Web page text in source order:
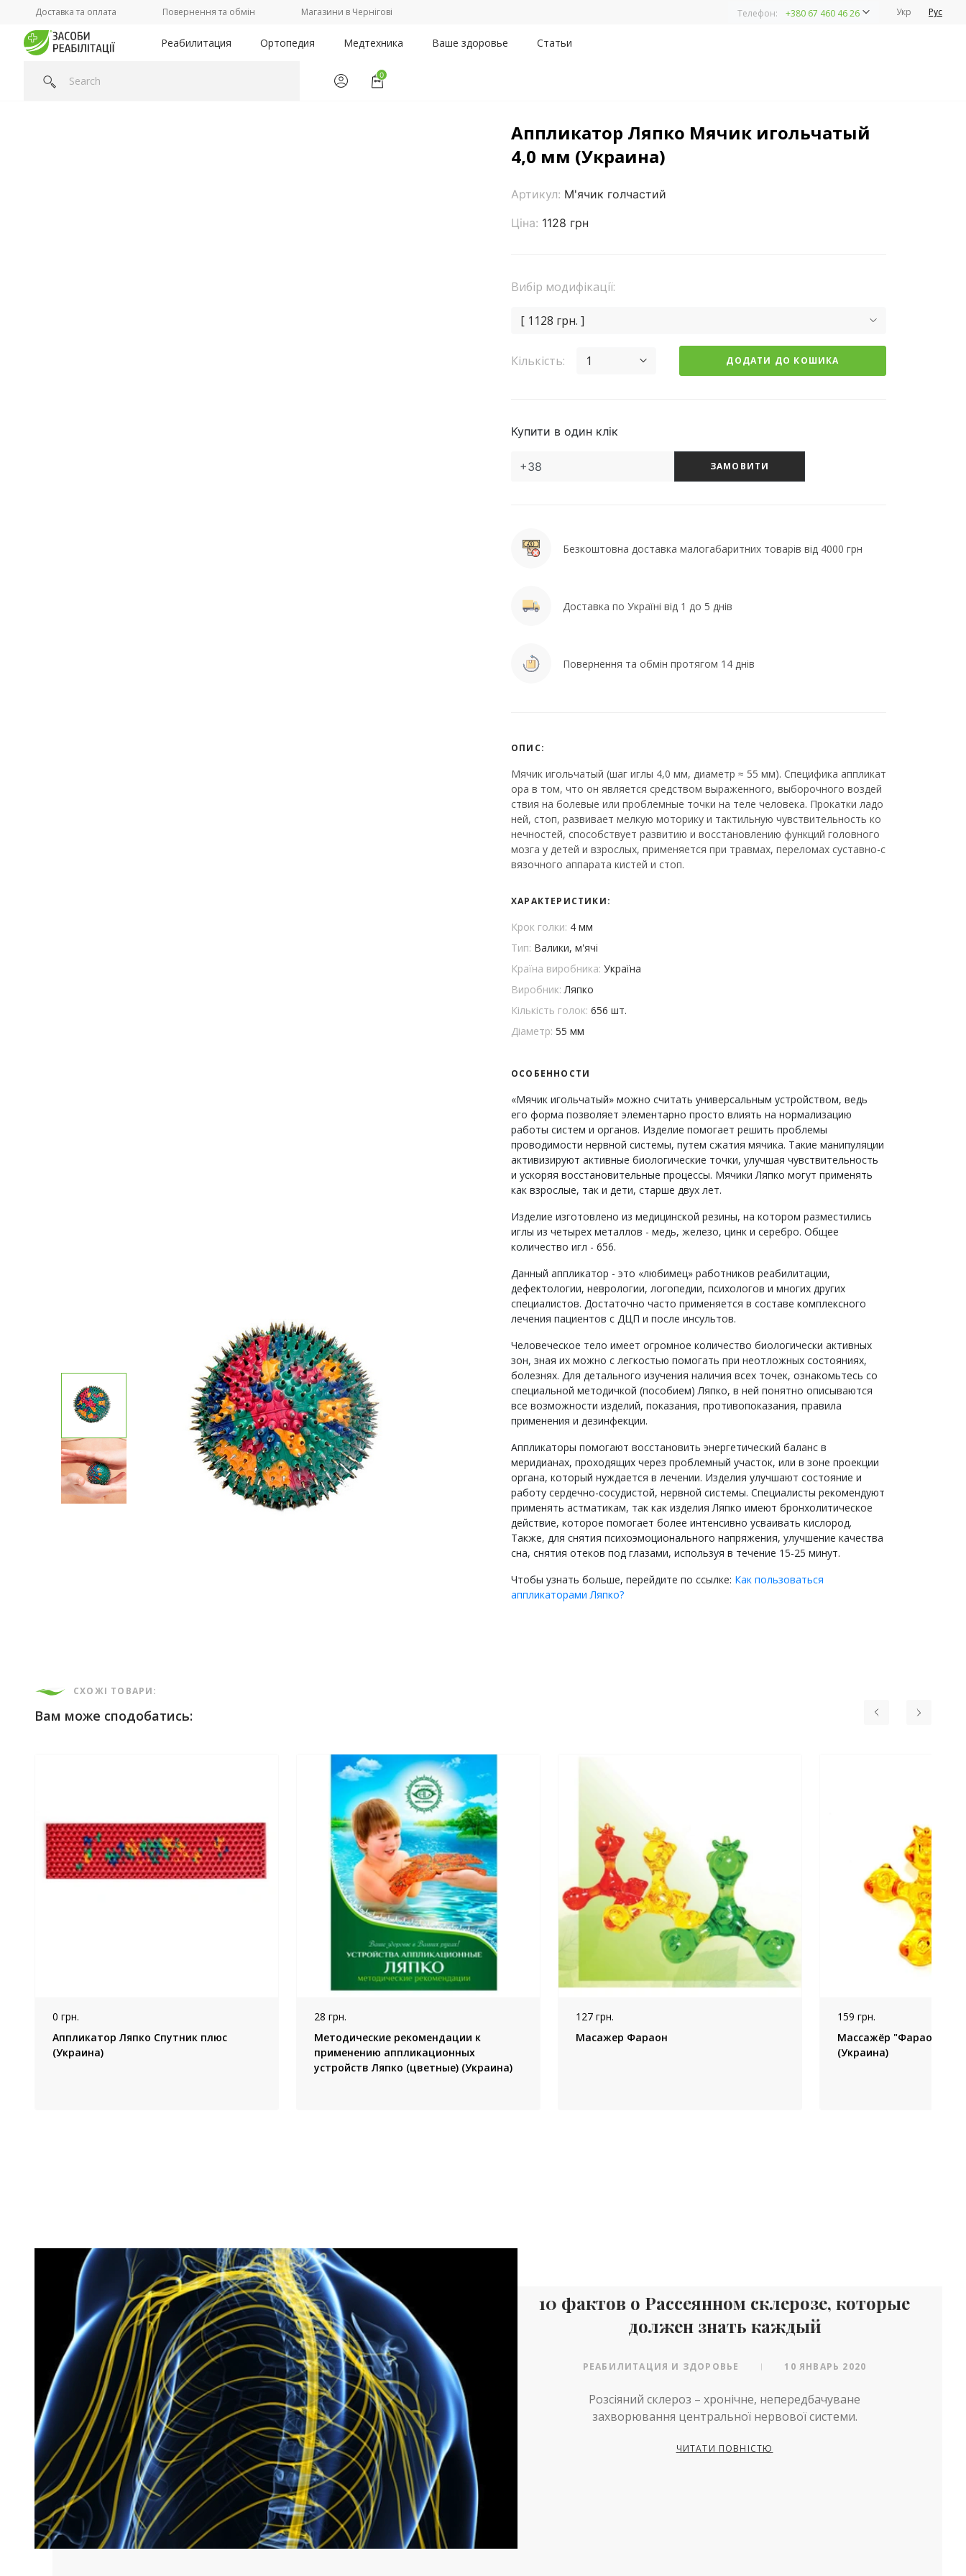
Доставка та оплата Повернення та обмін Магазини в Чернігові Телефон: +380 67 460 46 26 Укр Рус
Реабилитация Ортопедия Медтехника Ваше здоровье Статьи
0
Головна/Категорії / Аппликатор Ляпко Мячик игольчатый 4,0 мм (Украина)
Аппликатор Ляпко Мячик игольчатый
4,0 мм (Украина)
Артикул: М'ячик голчастий
Ціна: 1128 грн
Вибір модифікації:
[ 1128 грн. ]
Кількість: 1 ДОДАТИ ДО КОШИКА
Купити в один клік
ЗАМОВИТИ
Безкоштовна доставка малогабаритних товарів від 4000 грн
Доставка по Україні від 1 до 5 днів
Повернення та обмін протягом 14 днів
ОПИС:
Мячик игольчатый (шаг иглы 4,0 мм, диаметр ≈ 55 мм). Специфика аппликат
ора в том, что он является средством выраженного, выборочного воздей
ствия на болевые или проблемные точки на теле человека. Прокатки ладо
ней, стоп, развивает мелкую моторику и тактильную чувствительность ко
нечностей, способствует развитию и восстановлению функций головного
мозга у детей и взрослых, применяется при травмах, переломах суставно-с
вязочного аппарата кистей и стоп.
ХАРАКТЕРИСТИКИ:
Крок голки: 4 мм
Тип: Валики, м'ячі
Країна виробника: Україна
Виробник:Ляпко
Кількість голок: 656 шт.
Діаметр: 55 мм
ОСОБЕННОСТИ
«Мячик игольчатый» можно считать универсальным устройством, ведь
его форма позволяет элементарно просто влиять на нормализацию
работы систем и органов. Изделие помогает решить проблемы
проводимости нервной системы, путем сжатия мячика. Такие манипуляции
активизируют активные биологические точки, улучшая чувствительность
и ускоряя восстановительные процессы. Мячики Ляпко могут применять
как взрослые, так и дети, старше двух лет.
Изделие изготовлено из медицинской резины, на котором разместились
иглы из четырех металлов - медь, железо, цинк и серебро. Общее
количество игл - 656.
Данный аппликатор - это «любимец» работников реабилитации,
дефектологии, неврологии, логопедии, психологов и многих других
специалистов. Достаточно часто применяется в составе комплексного
лечения пациентов с ДЦП и после инсультов.
Человеческое тело имеет огромное количество биологически активных
зон, зная их можно с легкостью помогать при неотложных состояниях,
болезнях. Для детального изучения наличия всех точек, ознакомьтесь со
специальной методичкой (пособием) Ляпко, в ней понятно описываются
все возможности изделий, показания, противопоказания, правила
применения и дезинфекции.
Аппликаторы помогают восстановить энергетический баланс в
меридианах, проходящих через проблемный участок, или в зоне проекции
органа, который нуждается в лечении. Изделия улучшают состояние и
работу сердечно-сосудистой, нервной системы. Специалисты рекомендуют
применять астматикам, так как изделия Ляпко имеют бронхолитическое
действие, которое помогает более интенсивно усваивать кислород.
Также, для снятия психоэмоционального напряжения, улучшение качества
сна, снятия отеков под глазами, используя в течение 15-25 минут.
Чтобы узнать больше, перейдите по ссылке: Как пользоваться
аппликаторами Ляпко?
СХОЖІ ТОВАРИ:
Вам може сподобатись:
0 грн.
Аппликатор Ляпко Спутник плюс
(Украина)
28 грн.
Методические рекомендации к
применению аппликационных
устройств Ляпко (цветные) (Украина)
127 грн.
Масажер Фараон
159 грн.
Массажёр "Фараон"
(Украина)
10 фактов о Рассеянном склерозе, которые
должен знать каждый
РЕАБИЛИТАЦИЯ И ЗДОРОВЬЕ 10 ЯНВАРЬ 2020
Розсіяний склероз – хронічне, непередбачуване
захворювання центральної нервової системи.
ЧИТАТИ ПОВНІСТЮ